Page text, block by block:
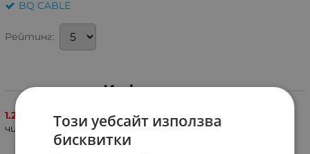
BQ CABLE
Рейтинг:
Информация
1.2m
кабел с накрайници мъжки стереожак 3.5mm - 2
чинча мъжки. Cable stereo plug - 2 RCA plugs.
Този уебсайт използва
бисквитки